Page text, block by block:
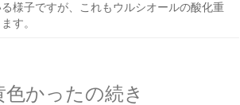
様子ですが、これもウルシオールの酸化重
す。
かったの続き